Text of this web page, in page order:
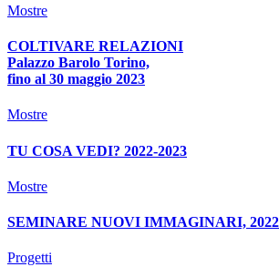
Mostre
COLTIVARE RELAZIONI
Palazzo Barolo Torino,
fino al 30 maggio 2023
Mostre
TU COSA VEDI? 2022-2023
Mostre
SEMINARE NUOVI IMMAGINARI,
Progetti